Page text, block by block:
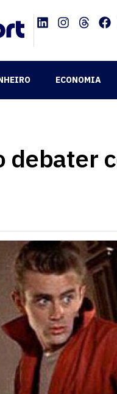
ECONOMIA
debater